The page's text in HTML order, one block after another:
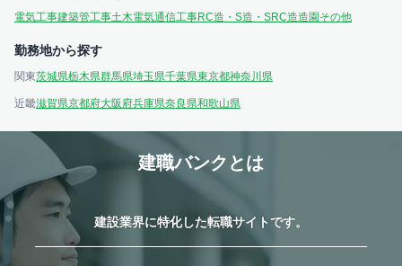
電気工事建築管工事土木電気通信工事RC造・S造・SRC造造園 その他
勤務地から探す
関東茨城県栃木県群馬県埼玉県千葉県東京都神奈川県
近畿滋賀県京都府大阪府兵庫県奈良県和歌山県
建職バンクとは
建設業界に特化した転職サイトです。